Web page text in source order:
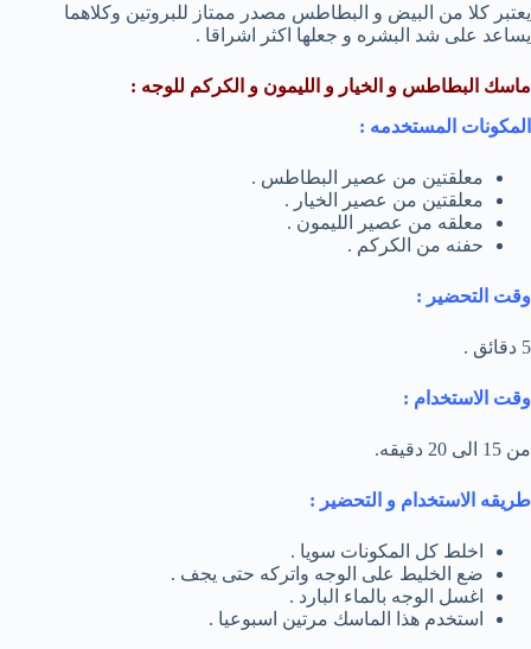
يعتبر كلا من البيض و البطاطس مصدر ممتاز للبروتين وكلاهما
يساعد على شد البشره و جعلها اكثر اشراقا .
ماسك البطاطس و الخيار و الليمون و الكركم للوجه :
المكونات المستخدمه :
معلقتين من عصير البطاطس .
معلقتين من عصير الخيار .
معلقه من عصير الليمون .
حفنه من الكركم .
وقت التحضير :
5 دقائق .
وقت الاستخدام :
من 15 الى 20 دقيقه.
طريقه الاستخدام و التحضير :
اخلط كل المكونات سويا .
ضع الخليط على الوجه واتركه حتى يجف .
اغسل الوجه بالماء البارد .
استخدم هذا الماسك مرتين اسبوعيا .